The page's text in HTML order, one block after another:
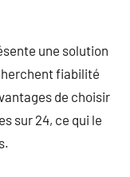
une solution
fiabilité
de choisir
sur 24, ce qui le